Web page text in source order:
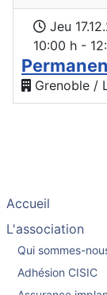
Jeu
10:00 h -
Grenoble /
Accueil
L'association
Qui sommes-
Adhésion CISIC